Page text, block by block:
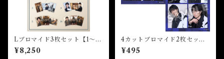
Lブロマイド3枚セット【1～10
全部セット】（全10種）★34t
h Birthday Event
¥8,250
4カットブロマイド2枚セット
【E】（全5種）★34th Birth
day Event
¥495